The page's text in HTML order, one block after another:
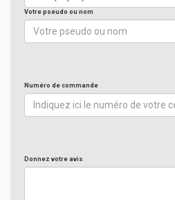
Votre pseudo ou nom
Numéro de commande
Donnez votre avis